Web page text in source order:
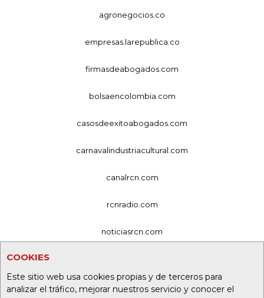
COOKIES
Este sitio web usa cookies propias y de terceros para
analizar el tráfico, mejorar nuestros servicio y conocer el
agronegocios.co
empresas.larepublica.co
firmasdeabogados.com
bolsaencolombia.com
casosdeexitoabogados.com
carnavalindustriacultural.com
canalrcn.com
rcnradio.com
noticiasrcn.com
alerta.com.co